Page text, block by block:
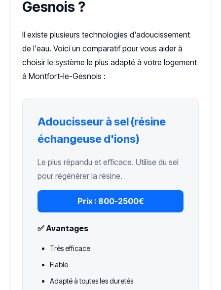
Gesnois ?
Il existe plusieurs technologies d'adoucissement
de l'eau. Voici un comparatif pour vous aider à
choisir le système le plus adapté à votre logement
à Montfort-le-Gesnois :
Adoucisseur à sel (résine
échangeuse d'ions)
Le plus répandu et efficace. Utilise du sel
pour régénérer la résine.
Prix : 800-2500€
✅ Avantages
Très efficace
Fiable
Adapté à toutes les duretés